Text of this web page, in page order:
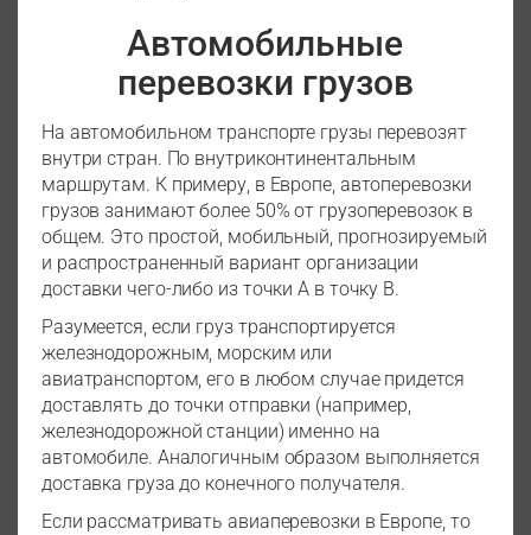
Автомобильные
перевозки грузов
На автомобильном транспорте грузы перевозят
внутри стран. По внутриконтинентальным
маршрутам. К примеру, в Европе, автоперевозки
грузов занимают более 50% от грузоперевозок в
общем. Это простой, мобильный, прогнозируемый
и распространенный вариант организации
доставки чего-либо из точки А в точку В.
Разумеется, если груз транспортируется
железнодорожным, морским или
авиатранспортом, его в любом случае придется
доставлять до точки отправки (например,
железнодорожной станции) именно на
автомобиле. Аналогичным образом выполняется
доставка груза до конечного получателя.
Если рассматривать авиаперевозки в Европе, то